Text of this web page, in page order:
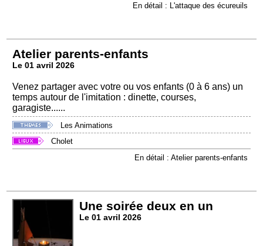
En détail : L'attaque des écureuils
Atelier parents-enfants
Le 01 avril 2026
Venez partager avec votre ou vos enfants (0 à 6 ans) un
temps autour de l'imitation : dinette, courses,
garagiste......
Les Animations
Cholet
En détail : Atelier parents-enfants
Une soirée deux en un
Le 01 avril 2026